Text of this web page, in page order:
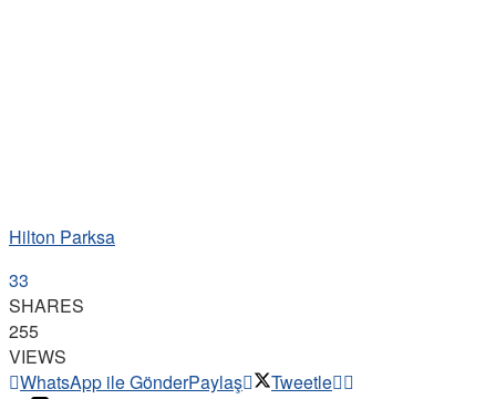
Hilton Parksa
33
SHARES
255
VIEWS
WhatsApp ile GönderPaylaş Tweetle